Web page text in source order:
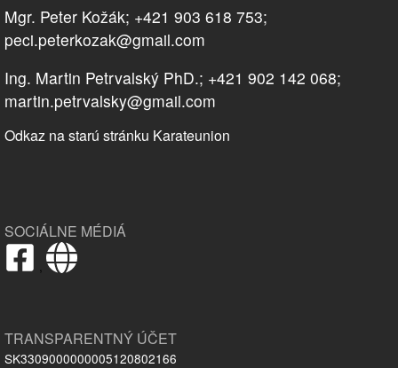
Mgr. Peter Kožák; +421 903 618 753;
peci.peterkozak@gmail.com
Ing. Martin Petrvalský PhD.; +421 902 142 068;
martin.petrvalsky@gmail.com
Odkaz na starú stránku Karateunion
SOCIÁLNE MÉDIÁ
,
TRANSPARENTNÝ ÚČET
SK3309000000005120802166